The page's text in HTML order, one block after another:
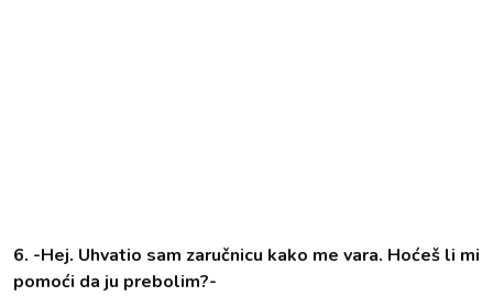
6. -Hej. Uhvatio sam zaručnicu kako me vara. Hoćeš li mi
pomoći da ju prebolim?-